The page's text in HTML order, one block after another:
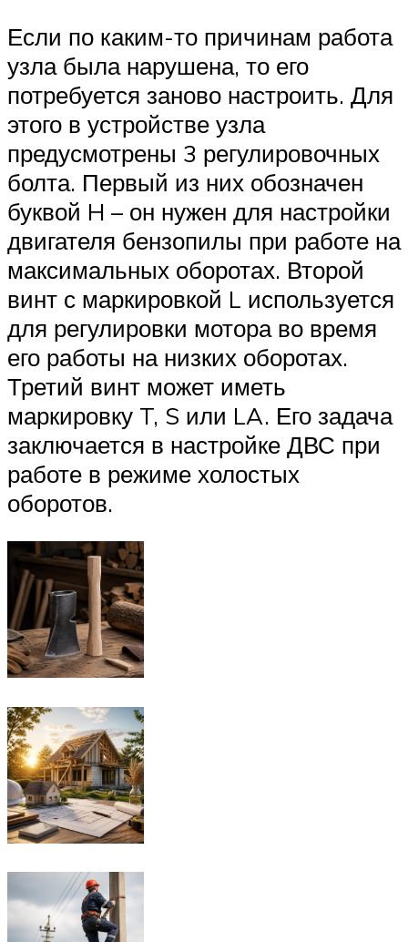
Если по каким-то причинам работа
узла была нарушена, то его
потребуется заново настроить. Для
этого в устройстве узла
предусмотрены 3 регулировочных
болта. Первый из них обозначен
буквой H – он нужен для настройки
двигателя бензопилы при работе на
максимальных оборотах. Второй
винт с маркировкой L используется
для регулировки мотора во время
его работы на низких оборотах.
Третий винт может иметь
маркировку T, S или LA. Его задача
заключается в настройке ДВС при
работе в режиме холостых
оборотов.